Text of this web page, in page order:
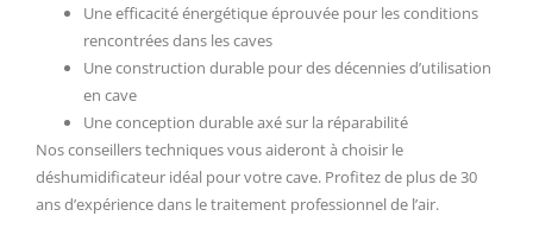
Une efficacité énergétique éprouvée pour les conditions
rencontrées dans les caves
Une construction durable pour des décennies d’utilisation
en cave
Une conception durable axé sur la réparabilité
Nos conseillers techniques vous aideront à choisir le
déshumidificateur idéal pour votre cave. Profitez de plus de 30
ans d’expérience dans le traitement professionnel de l’air.